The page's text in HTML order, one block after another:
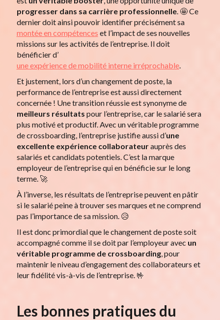
progresser dans sa carrière professionnelle. 🤩 Ce
dernier doit ainsi pouvoir identifier précisément sa
montée en compétences et l’impact de ses nouvelles
missions sur les activités de l’entreprise. Il doit
bénéficier d’
une expérience de mobilité interne irréprochable.
Et justement, lors d’un changement de poste, la
performance de l’entreprise est aussi directement
concernée ! Une transition réussie est synonyme de
meilleurs résultats pour l’entreprise, car le salarié sera
plus motivé et productif. Avec un véritable programme
de crossboarding, l’entreprise justifie aussi d’une
excellente expérience collaborateurauprès des
salariés et candidats potentiels. C’est la marque
employeur de l’entreprise qui en bénéficie sur le long
terme. 🚀
À l’inverse, les résultats de l’entreprise peuvent en pâtir
si le salarié peine à trouver ses marques et ne comprend
pas l’importance de sa mission. 😥
Il est donc primordial que le changement de poste soit
accompagné comme il se doit par l’employeur avec un
véritable programme de crossboarding, pour
maintenir le niveau d’engagement des collaborateurs et
leur fidélité vis-à-vis de l’entreprise. 🤟
Les bonnes pratiques du